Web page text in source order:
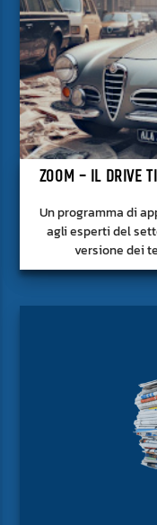
ZOOM – IL DRIVE
Un programma di
agli esperti del
versione dei